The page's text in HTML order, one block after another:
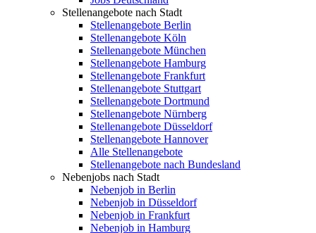
Stellenangebote nach Stadt
Stellenangebote Berlin
Stellenangebote Köln
Stellenangebote München
Stellenangebote Hamburg
Stellenangebote Frankfurt
Stellenangebote Stuttgart
Stellenangebote Dortmund
Stellenangebote Nürnberg
Stellenangebote Düsseldorf
Stellenangebote Hannover
Alle Stellenangebote
Stellenangebote nach Bundesland
Nebenjobs nach Stadt
Nebenjob in Berlin
Nebenjob in Düsseldorf
Nebenjob in Frankfurt
Nebenjob in Hamburg